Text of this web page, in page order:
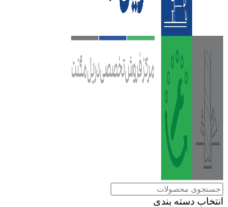
انتخاب دسته بندی